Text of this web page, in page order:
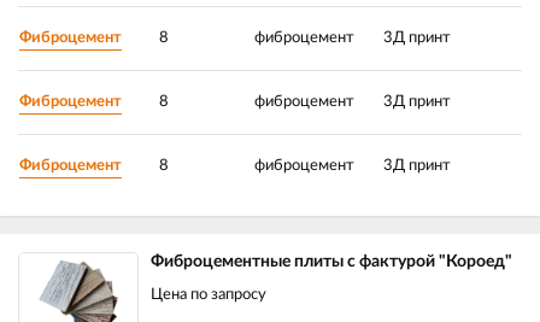
Фиброцемент 8 фиброцемент 3Д принт
Фиброцемент 8 фиброцемент 3Д принт
Фиброцемент 8 фиброцемент 3Д принт
Фиброцементные плиты с фактурой "Короед"
Цена по запросу